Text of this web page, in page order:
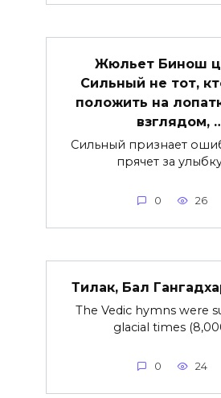
Жюльет Бинош
Сильный не тот,
положить на
взглядом,
Сильный признает
прячет за
0 26
Тилак, Бал
The Vedic hymns were
glacial times
0 24